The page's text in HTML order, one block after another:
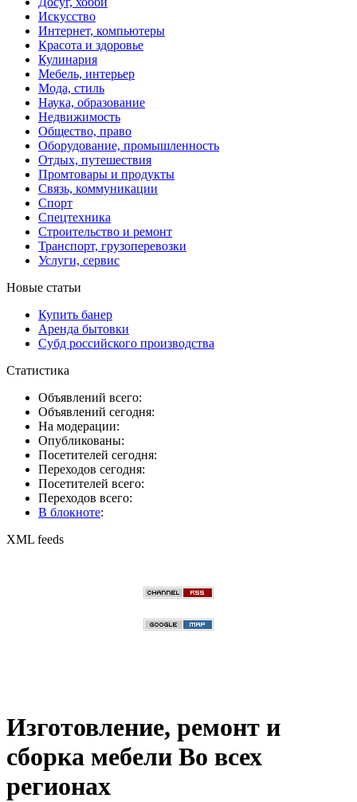
Искусство
Интернет, компьютеры
Красота и здоровье
Кулинария
Мебель, интерьер
Мода, стиль
Наука, образование
Недвижимость
Общество, право
Оборудование, промышленность
Отдых, путешествия
Промтовары и продукты
Связь, коммуникации
Спорт
Спецтехника
Строительство и ремонт
Транспорт, грузоперевозки
Услуги, сервис
Новые статьи
Купить банер
Аренда бытовки
Субд российского производства
Статистика
Объявлений всего:
Объявлений сегодня:
На модерации:
Опубликованы:
Посетителей сегодня:
Переходов сегодня:
Посетителей всего:
Переходов всего:
В блокноте:
XML feeds
Изготовление, ремонт и
сборка мебели Во всех
регионах